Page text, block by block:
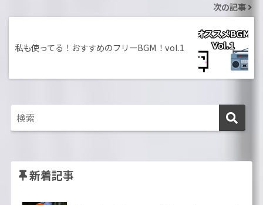
次の記事
私も使ってる！おすすめのフリーBGM！vol.1
新着記事